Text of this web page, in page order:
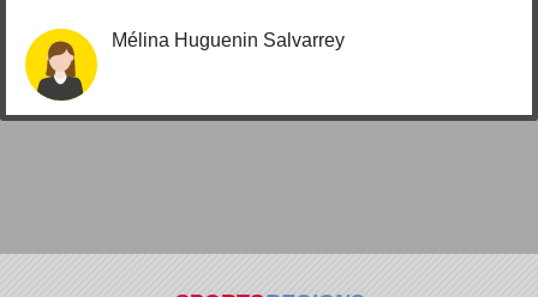
Mélina Huguenin Salvarrey